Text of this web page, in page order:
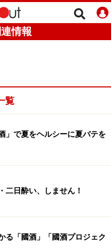
情報
覧
」で夏をヘルシーに夏バテを
二日酔い、しません！
る「國酒」「國酒プロジェク